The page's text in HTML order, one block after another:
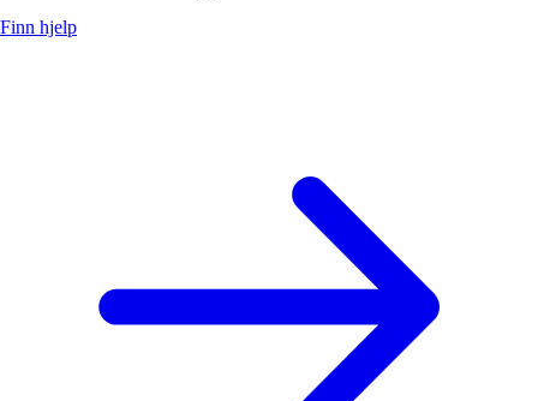
Finn hjelp